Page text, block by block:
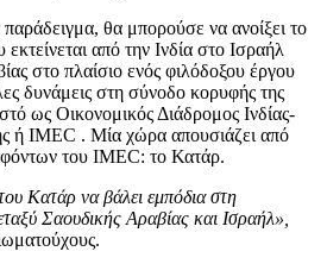
θα μπορούσε να ανοίξει το
από την Ινδία στο Ισραήλ
στο πλαίσιο ενός φιλόδοξου έργου
δυνάμεις στη σύνοδο κορυφής της
ως Οικονομικός Διάδρομος Ινδίας-
ή IMEC . Μία χώρα απουσιάζει από
του IMEC: το Κατάρ.
Κατάρ να βάλει εμπόδια στη
Σαουδικής Αραβίας και Ισραήλ»,